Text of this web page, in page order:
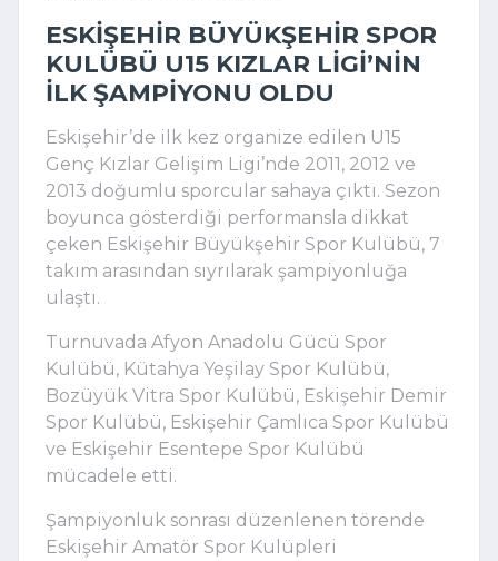
ESKIŞEHIR BÜYÜKŞEHIR SPOR
KULÜBÜ U15 KIZLAR LIGI’NIN
ILK ŞAMPIYONU OLDU
Eskişehir’de ilk kez organize edilen U15
Genç Kızlar Gelişim Ligi’nde 2011, 2012 ve
2013 doğumlu sporcular sahaya çıktı. Sezon
boyunca gösterdiği performansla dikkat
çeken Eskişehir Büyükşehir Spor Kulübü, 7
takım arasından sıyrılarak şampiyonluğa
ulaştı.
Turnuvada Afyon Anadolu Gücü Spor
Kulübü, Kütahya Yeşilay Spor Kulübü,
Bozüyük Vitra Spor Kulübü, Eskişehir Demir
Spor Kulübü, Eskişehir Çamlıca Spor Kulübü
ve Eskişehir Esentepe Spor Kulübü
mücadele etti.
Şampiyonluk sonrası düzenlenen törende
Eskişehir Amatör Spor Kulüpleri